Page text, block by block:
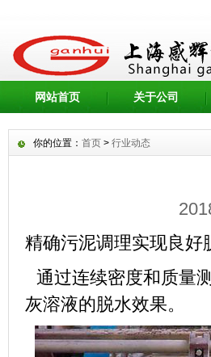
网站首页 关于公司
你的位置： 首页 > 行业动态
精确污泥调理实现良好
通过连续密度和质量
灰溶液的脱水效果。